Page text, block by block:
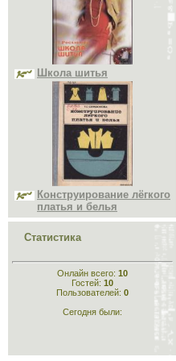
Школа шитья
Конструирование лёгкого
платья и белья
одежды
Статистика
Онлайн всего: 10
Гостей: 10
Пользователей: 0
Сегодня были: